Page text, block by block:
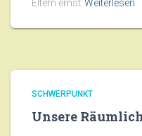
Eltern ernst Weiterlesen
SCHWERPUNKT
Unsere